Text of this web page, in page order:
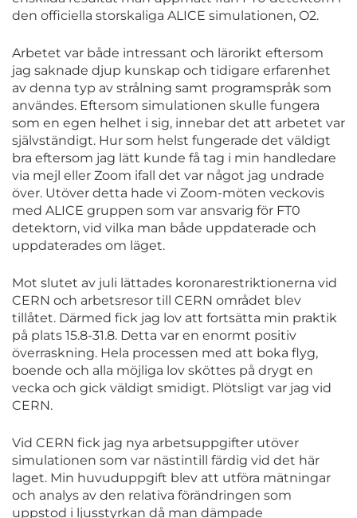
den officiella storskaliga ALICE simulationen, O2.
Arbetet var både intressant och lärorikt eftersom
jag saknade djup kunskap och tidigare erfarenhet
av denna typ av strålning samt programspråk som
användes. Eftersom simulationen skulle fungera
som en egen helhet i sig, innebar det att arbetet var
självständigt. Hur som helst fungerade det väldigt
bra eftersom jag lätt kunde få tag i min handledare
via mejl eller Zoom ifall det var något jag undrade
över. Utöver detta hade vi Zoom-möten veckovis
med ALICE gruppen som var ansvarig för FT0
detektorn, vid vilka man både uppdaterade och
uppdaterades om läget.
Mot slutet av juli lättades koronarestriktionerna vid
CERN och arbetsresor till CERN området blev
tillåtet. Därmed fick jag lov att fortsätta min praktik
på plats 15.8-31.8. Detta var en enormt positiv
överraskning. Hela processen med att boka flyg,
boende och alla möjliga lov sköttes på drygt en
vecka och gick väldigt smidigt. Plötsligt var jag vid
CERN.
Vid CERN fick jag nya arbetsuppgifter utöver
simulationen som var nästintill färdig vid det här
laget. Min huvuduppgift blev att utföra mätningar
och analys av den relativa förändringen som
uppstod i ljusstyrkan då man dämpade